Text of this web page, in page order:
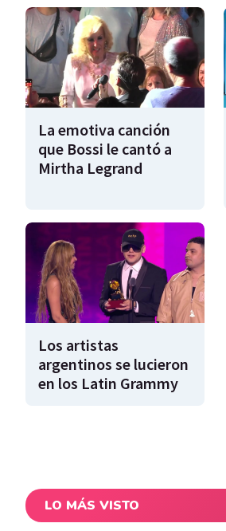
La emotiva canción
que Bossi le cantó a
Mirtha Legrand
Los artistas
argentinos se lucieron
en los Latin Grammy
LO MÁS VISTO